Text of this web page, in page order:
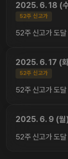
2025. 6. 18 (
52주 신고가
52주 신고가 도달
2025. 6. 17 (
52주 신고가
52주 신고가 도달
2025. 6. 9 (월
52주 신고가 도달